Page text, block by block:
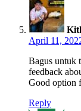
April 11,
Bagus untuk
feedback
Good option
Reply